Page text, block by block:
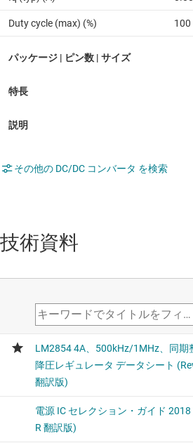
Duty cycle (max) (%) 100
その他の DC/DC コンバータ を検索
技術資料